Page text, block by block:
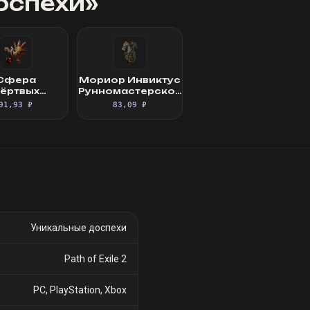
₽
Мориор Инвиктус
Рунномастерское
Великолепное
83,09 ₽
Уникальные доспехи
Path of Exile 2
PC, PlayStation, Xbox